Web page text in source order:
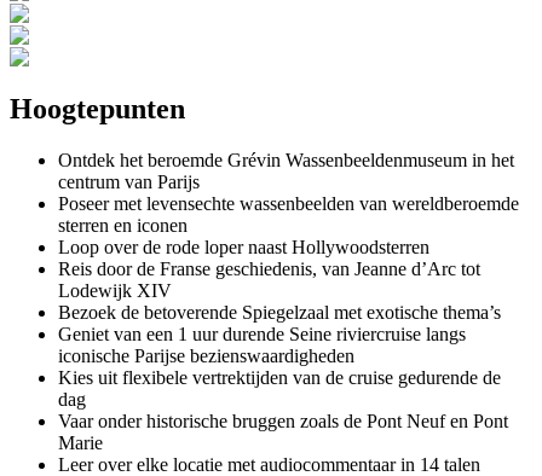
Hoogtepunten
Ontdek het beroemde Grévin Wassenbeeldenmuseum in het
centrum van Parijs
Poseer met levensechte wassenbeelden van wereldberoemde
sterren en iconen
Loop over de rode loper naast Hollywoodsterren
Reis door de Franse geschiedenis, van Jeanne d’Arc tot
Lodewijk XIV
Bezoek de betoverende Spiegelzaal met exotische thema’s
Geniet van een 1 uur durende Seine riviercruise langs
iconische Parijse bezienswaardigheden
Kies uit flexibele vertrektijden van de cruise gedurende de
dag
Vaar onder historische bruggen zoals de Pont Neuf en Pont
Marie
Leer over elke locatie met audiocommentaar in 14 talen